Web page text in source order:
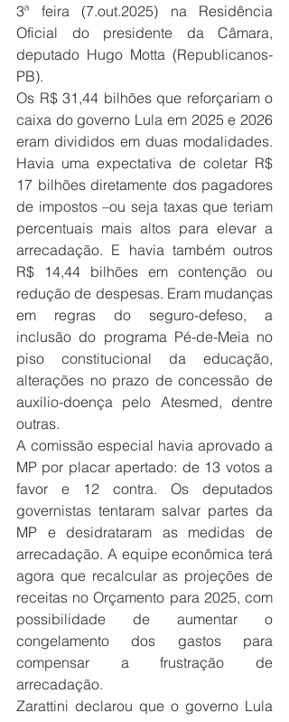
3ª feira (7.out.2025) na Residência
Oficial do presidente da Câmara,
deputado Hugo Motta (Republicanos-
PB).
Os R$ 31,44 bilhões que reforçariam o
caixa do governo Lula em 2025 e 2026
eram divididos em duas modalidades.
Havia uma expectativa de coletar R$
17 bilhões diretamente dos pagadores
de impostos –ou seja taxas que teriam
percentuais mais altos para elevar a
arrecadação. E havia também outros
R$ 14,44 bilhões em contenção ou
redução de despesas. Eram mudanças
em regras do seguro-defeso, a
inclusão do programa Pé-de-Meia no
piso constitucional da educação,
alterações no prazo de concessão de
auxílio-doença pelo Atesmed, dentre
outras.
A comissão especial havia aprovado a
MP por placar apertado: de 13 votos a
favor e 12 contra. Os deputados
governistas tentaram salvar partes da
MP e desidrataram as medidas de
arrecadação. A equipe econômica terá
agora que recalcular as projeções de
receitas no Orçamento para 2025, com
possibilidade de aumentar o
congelamento dos gastos para
compensar a frustração de
arrecadação.
Zarattini declarou que o governo Lula